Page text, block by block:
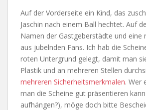
Auf der Vorderseite ein Kind, das
Jaschin nach einem Ball hechtet. Auf
Namen der Gastgeberstädte und eine
aus jubelnden Fans. Ich hab die
roten Untergrund gelegt, damit man
Plastik und an mehreren Stellen
mehreren Sicherheitsmerkmalen. Wer
man die Scheine gut präsentieren
aufhängen?), möge doch bitte